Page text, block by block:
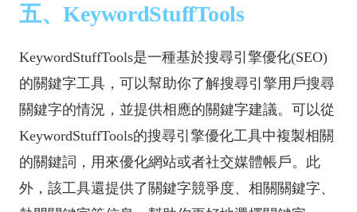
五、KeywordStuffTools
KeywordStuffTools是一種基於搜尋引擎優化(SEO)
的關鍵字工具，可以幫助你了解搜尋引擎用戶搜尋
關鍵字的情況，並提供相應的關鍵字建議。可以從
KeywordStuffTools的搜尋引擎優化工具中複製相關
的關鍵詞，用來優化網站或者社交媒體帳戶。此
外，該工具還提供了關鍵字競爭度、相關關鍵字、